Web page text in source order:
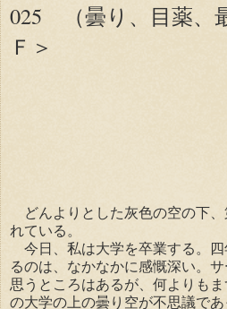
025 （曇り、目薬、
Ｆ＞
どんよりとした灰色の空の下、
れている。
今日、私は大学を卒業する。
るのは、なかなかに感慨深い。
思うところはあるが、何よりも
の大学の上の曇り空が不思議であ